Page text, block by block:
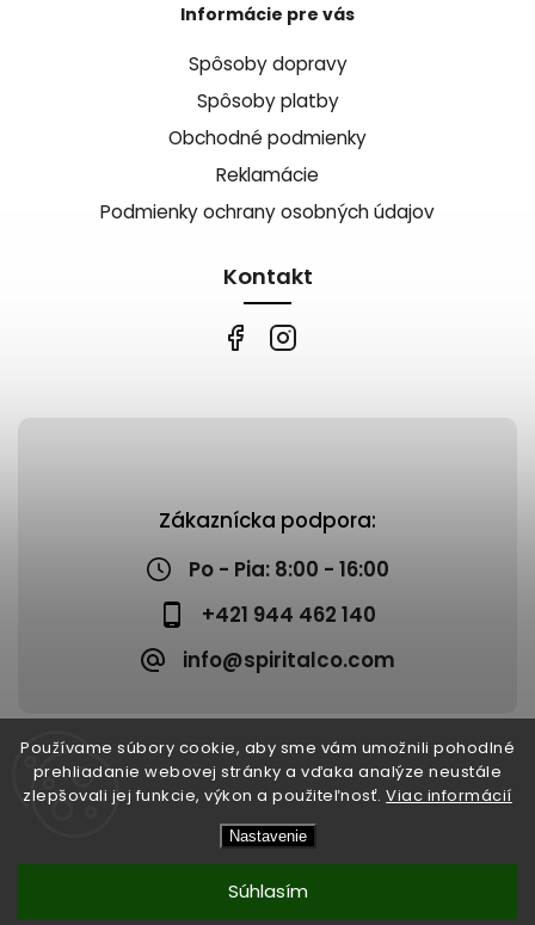
Používame súbory cookie, aby sme vám umožnili pohodlné
prehliadanie webovej stránky a vďaka analýze neustále
zlepšovali jej funkcie, výkon a použiteľnosť.Viac informácií
Nastavenie
Súhlasím
Zákaznícka podpora:
Po - Pia: 8:00 - 16:00
+421 944 462 140
info@spiritalco.com
Informácie pre vás
Spôsoby dopravy
Spôsoby platby
Obchodné podmienky
Reklamácie
Podmienky ochrany osobných údajov
Kontakt
Spiritalco. Všetky práva vyhradené.
Upraviť nastavenie cookies
Shoptet | Design